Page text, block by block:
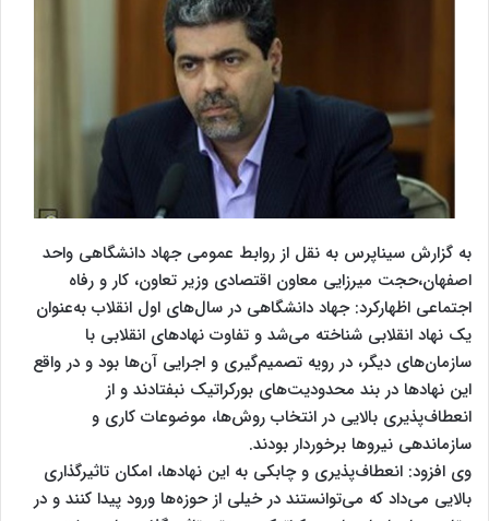
به گزارش سیناپرس به نقل از روابط عمومی جهاد دانشگاهی واحد
اصفهان،حجت میرزایی معاون اقتصادی وزیر تعاون، کار و رفاه
اجتماعی اظهارکرد: جهاد دانشگاهی در سال‌های اول انقلاب به‌عنوان
یک نهاد انقلابی شناخته می‌شد و تفاوت نهادهای انقلابی با
سازمان‌های دیگر، در رویه تصمیم‌گیری و اجرایی آن‌ها بود و در واقع
این نهادها در بند محدودیت‌های بورکراتیک نبفتادند و از
انعطاف‌پذیری بالایی در انتخاب روش‌ها، موضوعات کاری و
سازماندهی نیروها برخوردار بودند.
وی افزود: انعطاف‌پذیری و چابکی به این نهادها، امکان تاثیرگذاری
بالایی می‌داد که می‌توانستند در خیلی از حوزه‌ها ورود پیدا کنند و در